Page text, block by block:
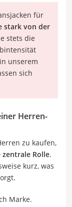
für
stark von der
stets die
unserem
sich
Herren-
zu kaufen,
zentrale Rolle.
kurz, was
Marke.